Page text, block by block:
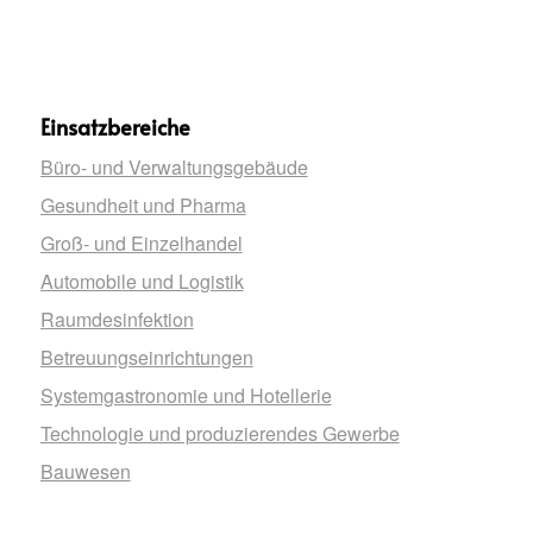
Einsatzbereiche
Büro- und Verwaltungsgebäude
Gesundheit und Pharma
Groß- und Einzelhandel
Automobile und Logistik
Raumdesinfektion
Betreuungseinrichtungen
Systemgastronomie und Hotellerie
Technologie und produzierendes Gewerbe
Bauwesen